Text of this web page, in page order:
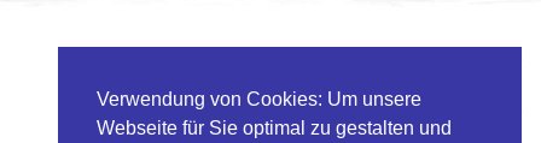
Verwendung von Cookies: Um unsere
Webseite für Sie optimal zu gestalten und
Daniel Ligges & Band
33154 Salzkotten